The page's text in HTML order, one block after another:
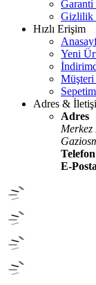
Garanti
Gizlilik
Hızlı Erişim
Yeni
Sepetim
Adres &
Adres
Merkez
E-Posta